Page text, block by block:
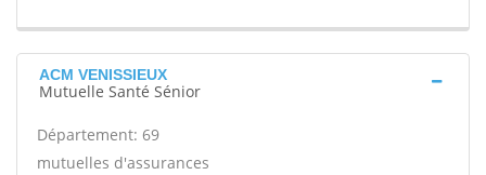
ACM VENISSIEUX
Mutuelle Santé Sénior
Département: 69
mutuelles d'assurances